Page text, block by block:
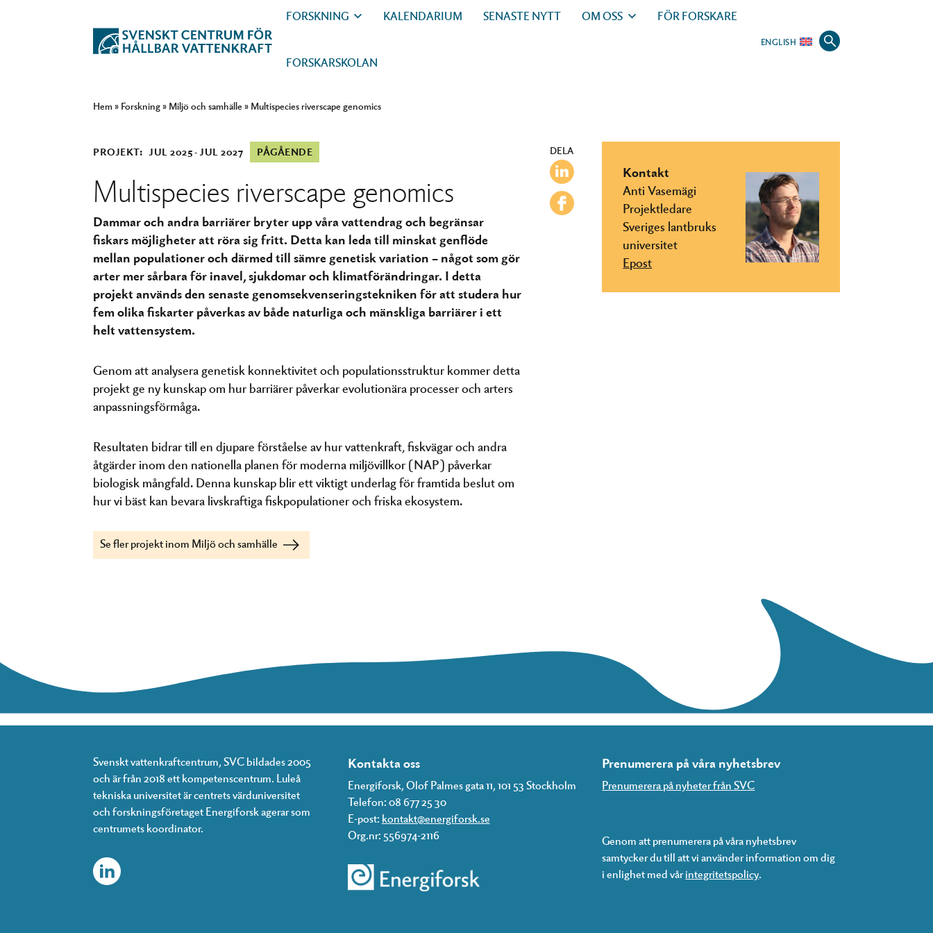
FORSKNING KALENDARIUM SENASTE NYTT OM OSS FÖR FORSKARE
FORSKARSKOLAN
ENGLISH
Hem» Forskning» Miljö och samhälle » Multispecies riverscape genomics
PROJEKT: JUL 2025 JUL 2027 PÅGÅENDE
Multispecies riverscape genomics
Dammar och andra barriärer bryter upp våra vattendrag och begränsar
fiskars möjligheter att röra sig fritt. Detta kan leda till minskat genflöde
mellan populationer och därmed till sämre genetisk variation – något som gör
arter mer sårbara för inavel, sjukdomar och klimatförändringar. I detta
projekt används den senaste genomsekvenseringstekniken för att studera hur
fem olika fiskarter påverkas av både naturliga och mänskliga barriärer i ett
helt vattensystem.
Genom att analysera genetisk konnektivitet och populationsstruktur kommer detta
projekt ge ny kunskap om hur barriärer påverkar evolutionära processer och arters
anpassningsförmåga.
Resultaten bidrar till en djupare förståelse av hur vattenkraft, fiskvägar och andra
åtgärder inom den nationella planen för moderna miljövillkor (NAP) påverkar
biologisk mångfald. Denna kunskap blir ett viktigt underlag för framtida beslut om
hur vi bäst kan bevara livskraftiga fiskpopulationer och friska ekosystem.
Se fler projekt inom Miljö och samhälle
DELA
Kontakt
Anti Vasemägi
Projektledare
Sveriges lantbruks
universitet
Epost
Svenskt vattenkraftcentrum, SVC bildades 2005
och är från 2018 ett kompetenscentrum. Luleå
tekniska universitet är centrets värduniversitet
och forskningsföretaget Energiforsk agerar som
centrumets koordinator.
Kontakta oss
Energiforsk, Olof Palmes gata 11, 101 53 Stockholm
Telefon: 08 677 25 30
E-post: kontakt@energiforsk.se
Org.nr: 556974-2116
Prenumerera på våra nyhetsbrev
Prenumerera på nyheter från SVC
Genom att prenumerera på våra nyhetsbrev
samtycker du till att vi använder information om dig
i enlighet med vårintegritetspolicy.